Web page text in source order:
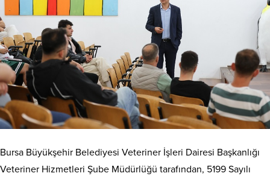
Bursa Büyükşehir Belediyesi Veteriner İşleri Dairesi Başkanlığı
Veteriner Hizmetleri Şube Müdürlüğü tarafından, 5199 Sayılı